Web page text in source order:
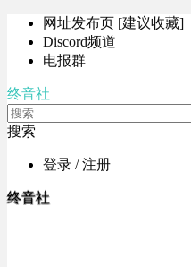
网址发布页 [建议收藏]
Discord频道
电报群
终音社
搜索
登录 / 注册
终音社